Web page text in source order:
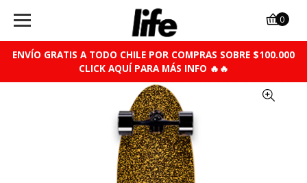
ENVÍO GRATIS A TODO CHILE POR COMPRAS SOBRE $100.000
CLICK AQUÍ PARA MÁS INFO 🔥🔥
0